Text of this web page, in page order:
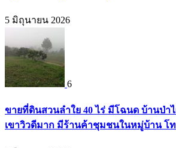
5 มิถุนายน 2026
6
ขายที่ดินสวนลำใย 40 ไร่ มีโฉนด บ้านป่า
เขาวิวดีมาก มีร้านค้าชุมชนในหมู่บ้าน โทร